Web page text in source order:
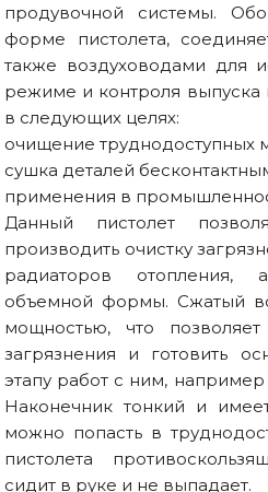
продувочной системы.
форме пистолета,
также воздуховодами для
режиме и контроля выпуска
в следующих целях:
очищение труднодоступных
сушка деталей
применения в
Данный пистолет
производить очистку
радиаторов отопления,
объемной формы. Сжатый
мощностью, что
загрязнения и готовить
этапу работ с ним,
Наконечник тонкий и
можно попасть в
пистолета
сидит в руке и не выпадает.